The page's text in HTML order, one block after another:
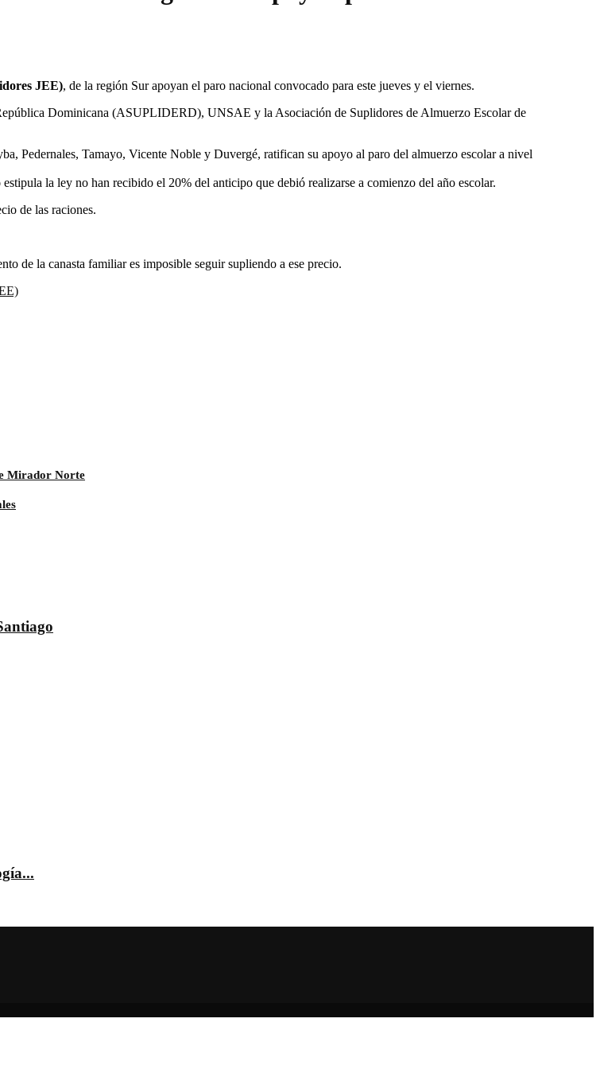
JEE), de la región Sur apoyan el paro nacional convocado para este jueves y el viernes.
Dominicana (ASUPLIDERD), UNSAE y la Asociación de Suplidores de Almuerzo Escolar de
Pedernales, Tamayo, Vicente Noble y Duvergé, ratifican su apoyo al paro del almuerzo escolar a nivel
la ley no han recibido el 20% del anticipo que debió realizarse a comienzo del año escolar.
de las raciones.
de la canasta familiar es imposible seguir supliendo a ese precio.
Mirador Norte